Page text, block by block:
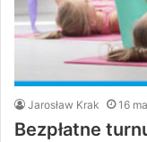
Jarosław Krak 16
Bezpłatne